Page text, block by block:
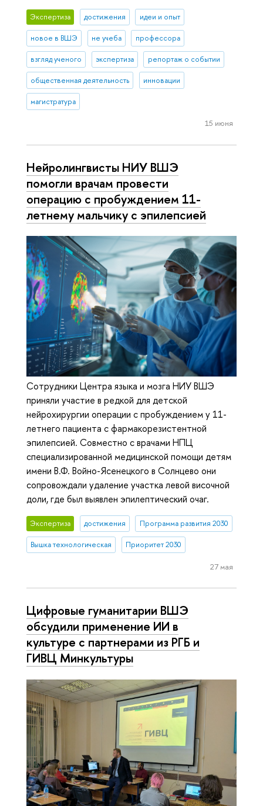
Экспертиза достижения идеи и опыт
новое в ВШЭ не учеба профессора
взгляд ученого экспертиза репортаж о событии
общественная деятельность инновации
магистратура
15 июня
Нейролингвисты НИУ ВШЭ
помогли врачам провести
операцию с пробуждением 11-
летнему мальчику с эпилепсией
Сотрудники Центра языка и мозга НИУ ВШЭ
приняли участие в редкой для детской
нейрохирургии операции с пробуждением у 11-
летнего пациента с фармакорезистентной
эпилепсией. Совместно с врачами НПЦ
специализированной медицинской помощи детям
имени В.Ф. Войно-Ясенецкого в Солнцево они
сопровождали удаление участка левой височной
доли, где был выявлен эпилептический очаг.
Экспертиза достижения Программа развития 2030
Вышка технологическая Приоритет 2030
27 мая
Цифровые гуманитарии ВШЭ
обсудили применение ИИ в
культуре с партнерами из РГБ и
ГИВЦ Минкультуры